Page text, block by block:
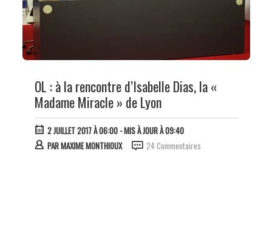
OL : à la rencontre d’Isabelle Dias, la «
Madame Miracle » de Lyon
2 JUILLET 2017 À 06:00- MIS À JOUR À 09:40
PARMAXIME MONTHIOUX 24 Commentaires